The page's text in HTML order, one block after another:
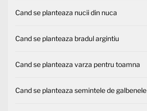
Cand se planteaza nucii din nuca
Cand se planteaza bradul argintiu
Cand se planteaza varza pentru toamna
Cand se planteaza semintele de galbenele